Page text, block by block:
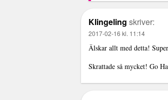
Klingeling skriver:
2017-02-16 kl. 11:14
Älskar allt med detta!
Skrattade så mycket! Go